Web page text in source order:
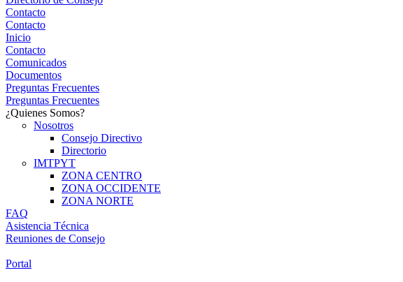
Contacto
Contacto
Inicio
Contacto
Comunicados
Documentos
Preguntas Frecuentes
Preguntas Frecuentes
¿Quienes Somos?
Nosotros
Consejo Directivo
Directorio
IMTPYT
ZONA CENTRO
ZONA OCCIDENTE
ZONA NORTE
FAQ
Asistencia Técnica
Reuniones de Consejo
Portal